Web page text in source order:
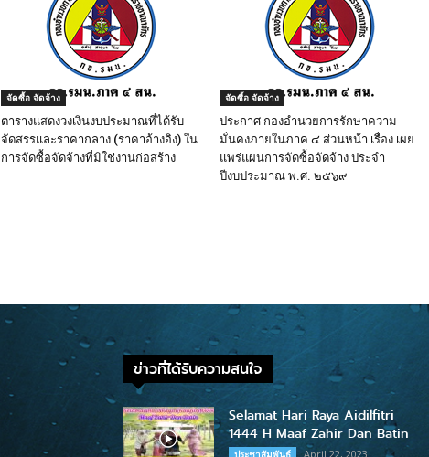
จัดซื้อ จัดจ้าง
ตารางแสดงวงเงินงบประมาณที่ได้รับ
จัดสรรและราคากลาง (ราคาอ้างอิง) ใน
การจัดซื้อจัดจ้างที่มิใช่งานก่อสร้าง
จัดซื้อ จัดจ้าง
ประกาศ กองอํานวยการรักษาความ
มั่นคงภายในภาค ๔ ส่วนหน้า เรื่อง เผย
แพร่แผนการจัดซื้อจัดจ้าง ประจํา
ปีงบประมาณ พ.ศ. ๒๕๖๙
ข่าวที่ได้รับความสนใจ
Selamat Hari Raya Aidilfitri
1444 H Maaf Zahir Dan Batin
ประชาสัมพันธ์ April 22, 2023